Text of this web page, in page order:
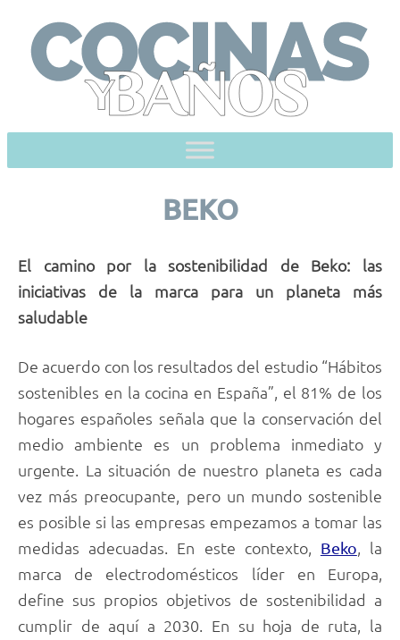
content
BEKO
El camino por la sostenibilidad de Beko: las
iniciativas de la marca para un planeta más
saludable
De acuerdo con los resultados del estudio “Hábitos
sostenibles en la cocina en España”, el 81% de los
hogares españoles señala que la conservación del
medio ambiente es un problema inmediato y
urgente. La situación de nuestro planeta es cada
vez más preocupante, pero un mundo sostenible
es posible si las empresas empezamos a tomar las
medidas adecuadas. En este contexto, Beko, la
marca de electrodomésticos líder en Europa,
define sus propios objetivos de sostenibilidad a
cumplir de aquí a 2030. En su hoja de ruta, la